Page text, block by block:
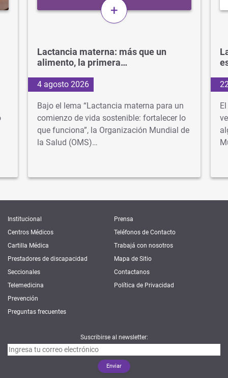
+
Lactancia materna: más que un
alimento, la primera…
4 agosto 2026
Bajo el lema “Lactancia materna para un
comienzo de vida sostenible: fortalecer lo
que funciona”, la Organización Mundial de
la Salud (OMS)…
Institucional
Centros Médicos
Cartilla Médica
Prestadores de discapacidad
Seccionales
Telemedicina
Prevención
Preguntas frecuentes
Prensa
Teléfonos de Contacto
Trabajá con nosotros
Mapa de Sitio
Contactanos
Política de Privacidad
Suscribirse al newsletter: